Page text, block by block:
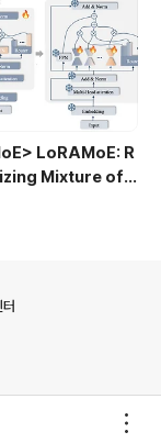
LoRAMoE: R
Mixture of E